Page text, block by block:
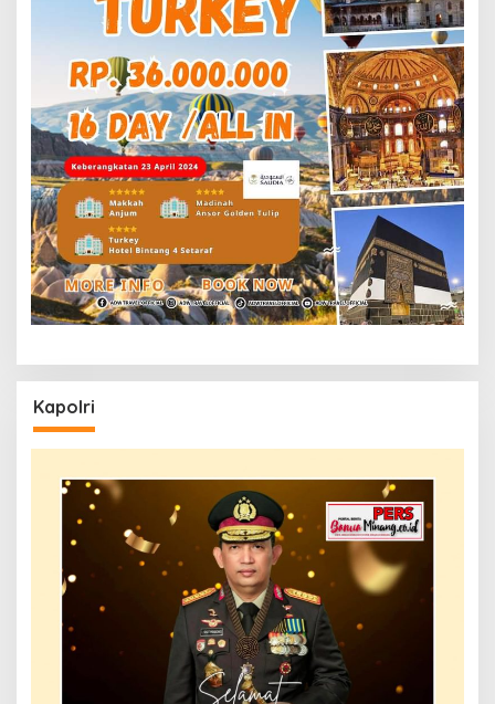
Kapolri